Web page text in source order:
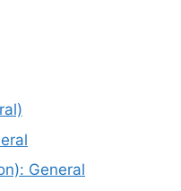
General